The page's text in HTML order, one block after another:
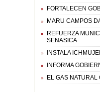
FORTALECEN
MARU CAMPOS
REFUERZA
SENASICA
INSTALA
INFORMA
EL GAS NATURAL